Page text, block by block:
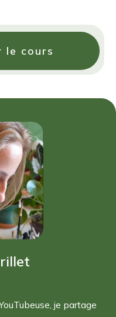
le cours
je partage